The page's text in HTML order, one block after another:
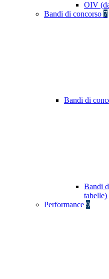
OIV
Bandi di concorso 7
Bandi di
Bandi
tabelle)
Performance 9